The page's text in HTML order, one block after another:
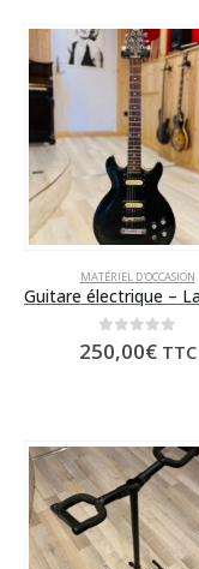
MATÉRIEL D'OCCASION
0sur 5
250,00€ TTC